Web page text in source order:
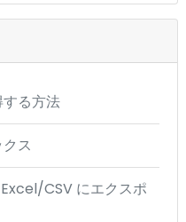
る方法
ス
CSV にエクスポ